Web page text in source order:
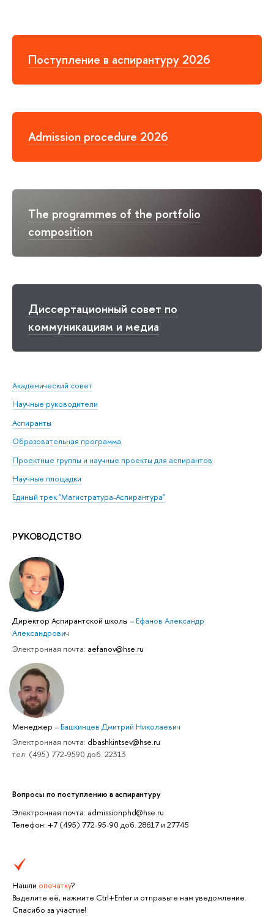
Поступление в аспирантуру 2026
Admission procedure 2026
The programmes of the portfolio
composition
Диссертационный совет по
коммуникациям и медиа
Академический совет
Научные руководители
Аспиранты
Образовательная программа
Проектные группы и научные проекты для аспирантов
Научные площадки
Единый трек "Магистратура-Аспирантура"
РУКОВОДСТВО
Директор Аспирантской школы – Ефанов Александр
Александрович
Электронная почта: aefanov@hse.ru
Менеджер – Башкинцев Дмитрий Николаевич
Электронная почта: dbashkintsev@hse.ru
тел: (495) 772-9590 доб. 22313
Вопросы по поступлению в аспирантуру
Электронная почта: admissionphd@hse.ru
Телефон: +7 (495) 772-95-90 доб. 28617 и 27745
Нашли опечатку?
Выделите её, нажмите Ctrl+Enter и отправьте нам уведомление.
Спасибо за участие!